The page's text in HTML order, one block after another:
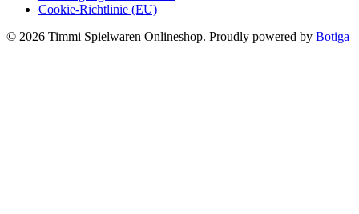
Cookie-Richtlinie (EU)
© 2026 Timmi Spielwaren Onlineshop. Proudly powered by Botiga